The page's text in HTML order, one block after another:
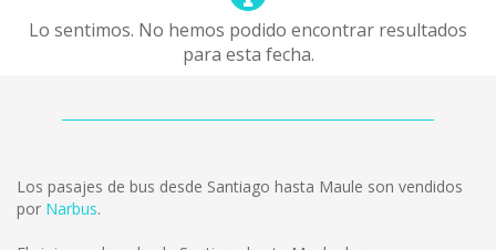
Lo sentimos. No hemos podido encontrar resultados
para esta fecha.
Los pasajes de bus desde Santiago hasta Maule son vendidos
por Narbus.